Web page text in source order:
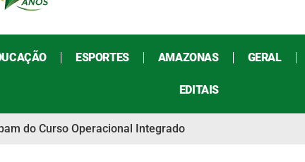
ESPORTES AMAZONAS GERAL
EDITAIS
do Curso Operacional Integrado